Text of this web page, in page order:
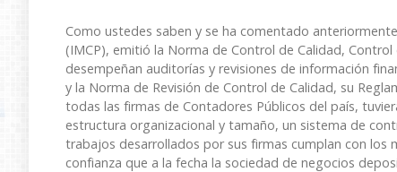
Como ustedes saben y se ha comentado
(IMCP), emitió la Norma de Control de Calidad,
desempeñan auditorías y revisiones de información
y la Norma de Revisión de Control de Calidad, su
todas las firmas de Contadores Públicos del país,
estructura organizacional y tamaño, un sistema de
trabajos desarrollados por sus firmas cumplan con los
confianza que a la fecha la sociedad de negocios